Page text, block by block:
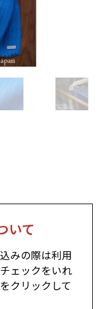
チケット等
工芸品・
）
川県）
）
岐阜県）
）
合わせ
いて
みの際は利用
ェックをいれ
クリックして